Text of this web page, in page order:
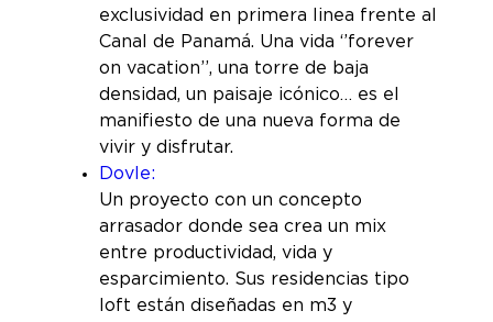
exclusividad en primera linea frente al
Canal de Panamá. Una vida ‘’forever
on vacation’’, una torre de baja
densidad, un paisaje icónico… es el
manifiesto de una nueva forma de
vivir y disfrutar.
Dovle:
Un proyecto con un concepto
arrasador donde sea crea un mix
entre productividad, vida y
esparcimiento. Sus residencias tipo
loft están diseñadas en m3 y